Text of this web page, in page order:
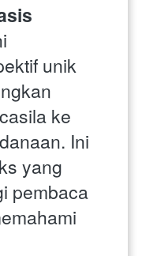
unik
ke
Ini
yang
pembaca